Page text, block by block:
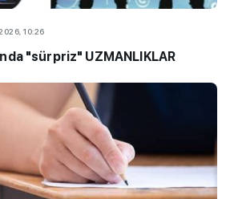
10:26
"sürpriz" UZMANLIKLAR